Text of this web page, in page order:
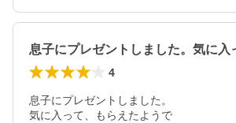
4
息子にプレゼントしました。
気に入って、もらえたようで